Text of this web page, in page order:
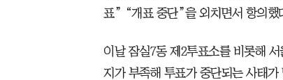
표” “개표 중단”을 외치면서 항의했
이날 잠실7동 제2투표소를 비롯해
지가 부족해 투표가 중단되는 사태